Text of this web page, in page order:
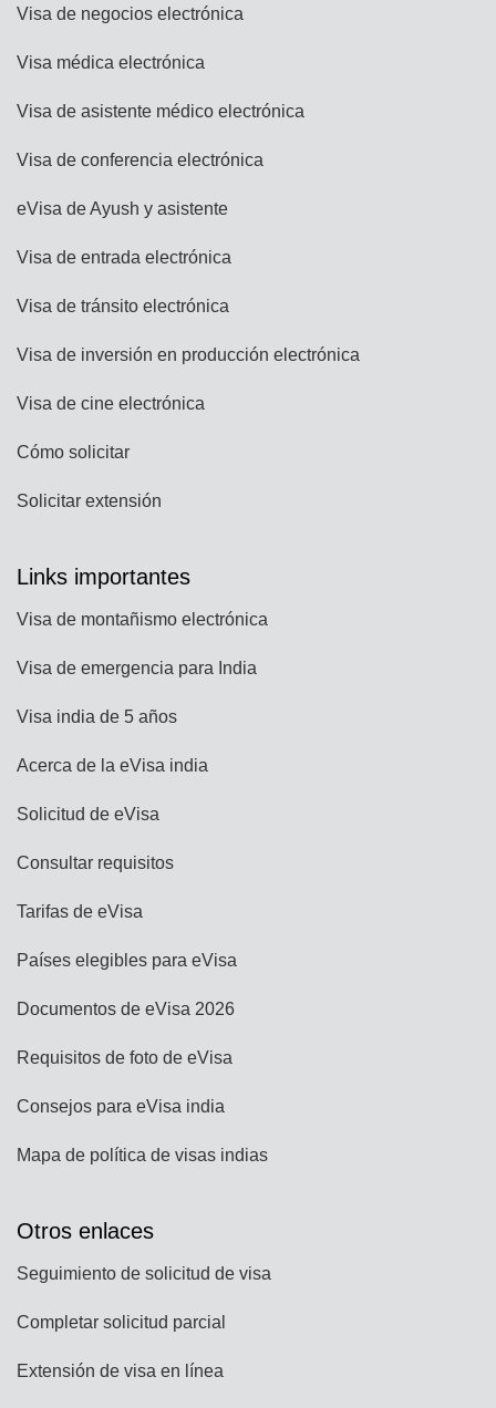
Visa de negocios electrónica
Visa médica electrónica
Visa de asistente médico electrónica
Visa de conferencia electrónica
eVisa de Ayush y asistente
Visa de entrada electrónica
Visa de tránsito electrónica
Visa de inversión en producción electrónica
Visa de cine electrónica
Cómo solicitar
Solicitar extensión
Links importantes
Visa de montañismo electrónica
Visa de emergencia para India
Visa india de 5 años
Acerca de la eVisa india
Solicitud de eVisa
Consultar requisitos
Tarifas de eVisa
Países elegibles para eVisa
Documentos de eVisa 2026
Requisitos de foto de eVisa
Consejos para eVisa india
Mapa de política de visas indias
Otros enlaces
Seguimiento de solicitud de visa
Completar solicitud parcial
Extensión de visa en línea